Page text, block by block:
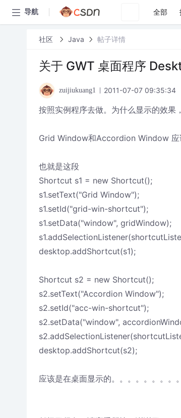
导航 全部
社区 Java 帖子详情
关于 GWT 桌面程序
zuijiukuang1 2011-07-07 09:35:34
按照实例程序去做。为什么显示的效果，
Grid Window和Accordion Window 应
也就是这段
Shortcut s1 = new Shortcut();
s1.setText("Grid Window");
s1.setId("grid-win-shortcut");
s1.setData("window", gridWindow);
desktop.addShortcut(s1);
Shortcut s2 = new Shortcut();
s2.setText("Accordion Window");
s2.setId("acc-win-shortcut");
s2.setData("window",
desktop.addShortcut(s2);
应该是在桌面显示的。。。。。。。。。